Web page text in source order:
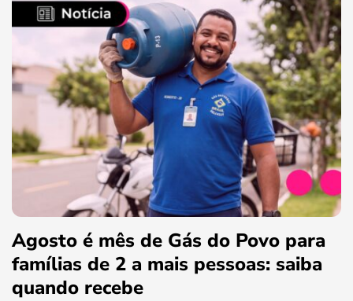
Agosto é mês de Gás do Povo para
famílias de 2 a mais pessoas: saiba
quando recebe